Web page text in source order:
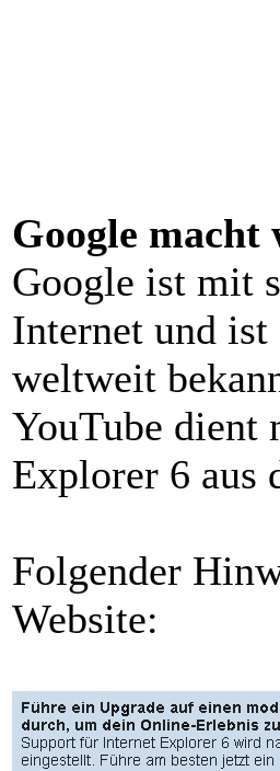
Google macht
Google ist mit
Internet und
weltweit
YouTube dient
Explorer 6 aus
Folgender
Website: